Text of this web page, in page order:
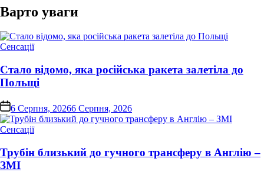
Варто уваги
Опублікувати
Сенсації
Стало відомо, яка російська ракета залетіла до
Польщі
on6 Серпня, 20266 Серпня, 2026
Опублікувати
Сенсації
Трубін близький до гучного трансферу в Англію –
ЗМІ